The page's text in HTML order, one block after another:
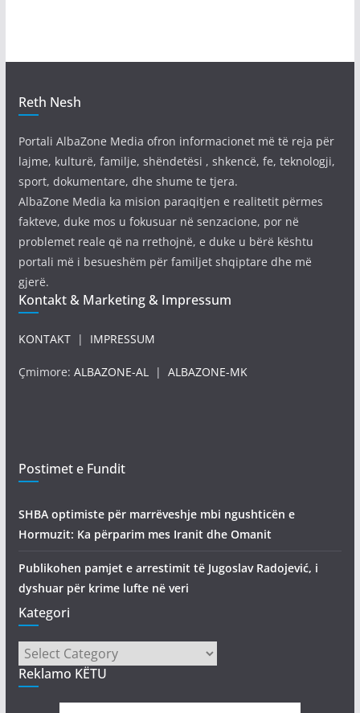
Reth Nesh
Portali AlbaZone Media ofron informacionet më të reja për
lajme, kulturë, familje, shëndetësi , shkencë, fe, teknologji,
sport, dokumentare, dhe shume te tjera.
AlbaZone Media ka mision paraqitjen e realitetit përmes
fakteve, duke mos u fokusuar në senzacione, por në
problemet reale që na rrethojnë, e duke u bërë kështu
portali më i besueshëm për familjet shqiptare dhe më
gjerë.
Kontakt & Marketing & Impressum
KONTAKT| IMPRESSUM
Çmimore: ALBAZONE-AL| ALBAZONE-MK
Postimet e Fundit
SHBA optimiste për marrëveshje mbi ngushticën e
Hormuzit: Ka përparim mes Iranit dhe Omanit
Publikohen pamjet e arrestimit të Jugoslav Radojević, i
dyshuar për krime lufte në veri
Kategori
Kategori
Reklamo KËTU